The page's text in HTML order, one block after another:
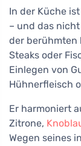
In der Küche
– und das
der berühmten
Steaks oder
Einlegen von
Hühnerfleisch
Er harmoniert
Zitrone,
Wegen seines